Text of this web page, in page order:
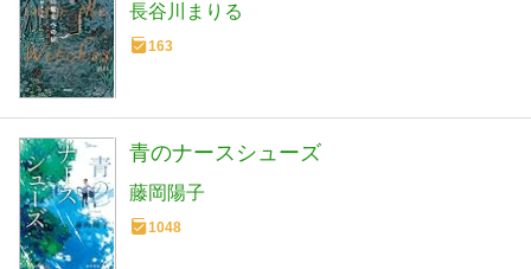
長谷川まりる
163
青のナースシューズ
藤岡陽子
1048